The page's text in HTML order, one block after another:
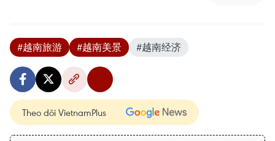
#越南旅游 #越南美景 #越南经济
Theo dõi VietnamPlus